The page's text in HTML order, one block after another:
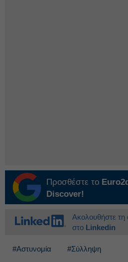
Προσθέστε το
Discover!
Ακολουθήστε τη
στο Linkedin
#Αστυνομία #Σύλληψη